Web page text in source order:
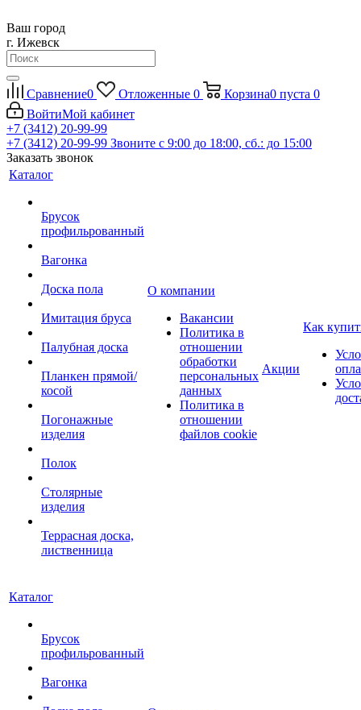
Ваш город
г. Ижевск
Сравнение0 Отложенные 0 Корзина0 пуста 0
ВойтиМой кабинет
+7 (3412) 20-99-99
+7 (3412) 20-99-99 Звоните с 9:00 до 18:00, сб.: до 15:00
Заказать звонок
Каталог
Брусок
профильрованный
Вагонка
Доска пола
Имитация бруса
Палубная доска
Планкен прямой/
косой
Погонажные
изделия
Полок
Столярные
изделия
Террасная доска,
лиственница
О компании
Вакансии
Политика в
отношении
обработки
персональных
данных
Политика в
отношении
файлов cookie
Акции
Как
Каталог
Брусок
профильрованный
Вагонка